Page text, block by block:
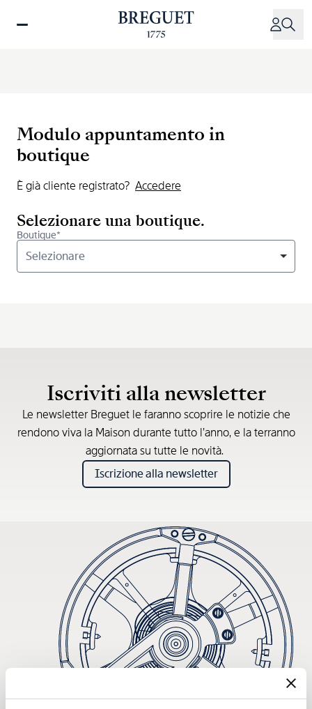
Modulo appuntamento in
boutique
È già cliente registrato? Accedere
Selezionare una boutique.
Boutique*
Selezionare
Iscriviti alla newsletter
Le newsletter Breguet le faranno scoprire le notizie che
rendono viva la Maison durante tutto l’anno, e la terranno
aggiornata su tutte le novità.
Iscrizione alla newsletter